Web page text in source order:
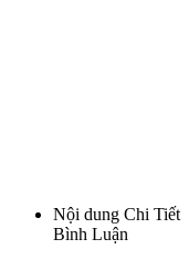
CŨ, ĐÃ
- XÁC ĐỊNH
Nội dung Chi Tiết
Bình Luận